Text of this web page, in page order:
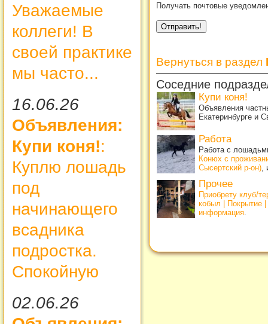
Уважаемые
коллеги! В
своей практике
мы часто...
16.06.26
Объявления:
Купи коня!:
Куплю лошадь
под
начинающего
всадника
подростка.
Спокойную
02.06.26
Получать почтовые
Вернуться в раздел
Соседние
Купи коня!
Объявления
Екатеринбурге и
Работа
Работа с
Конюх с
Сысертский р-он),
Прочее
Приобрету клуб/
кобыл | Покрытие
информация.